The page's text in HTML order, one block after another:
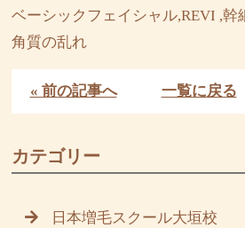
ベーシックフェイシャル,REVI ,幹
角質の乱れ
« 前の記事へ 一覧に戻る
カテゴリー
日本増毛スクール大垣校